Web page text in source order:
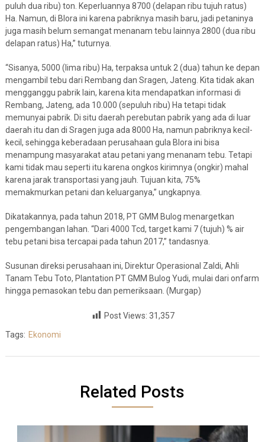
puluh dua ribu) ton. Keperluannya 8700 (delapan ribu tujuh ratus)
Ha. Namun, di Blora ini karena pabriknya masih baru, jadi petaninya
juga masih belum semangat menanam tebu lainnya 2800 (dua ribu
delapan ratus) Ha,” tuturnya.
“Sisanya, 5000 (lima ribu) Ha, terpaksa untuk 2 (dua) tahun ke depan
mengambil tebu dari Rembang dan Sragen, Jateng. Kita tidak akan
mengganggu pabrik lain, karena kita mendapatkan informasi di
Rembang, Jateng, ada 10.000 (sepuluh ribu) Ha tetapi tidak
memunyai pabrik. Di situ daerah perebutan pabrik yang ada di luar
daerah itu dan di Sragen juga ada 8000 Ha, namun pabriknya kecil-
kecil, sehingga keberadaan perusahaan gula Blora ini bisa
menampung masyarakat atau petani yang menanam tebu. Tetapi
kami tidak mau seperti itu karena ongkos kirimnya (ongkir) mahal
karena jarak transportasi yang jauh. Tujuan kita, 75%
memakmurkan petani dan keluarganya,” ungkapnya.
Dikatakannya, pada tahun 2018, PT GMM Bulog menargetkan
pengembangan lahan. “Dari 4000 Tcd, target kami 7 (tujuh) % air
tebu petani bisa tercapai pada tahun 2017,” tandasnya.
Susunan direksi perusahaan ini, Direktur Operasional Zaldi, Ahli
Tanam Tebu Toto, Plantation PT GMM Bulog Yudi, mulai dari onfarm
hingga pemasokan tebu dan pemeriksaan. (Murgap)
Post Views: 31,357
Tags: Ekonomi
Related Posts